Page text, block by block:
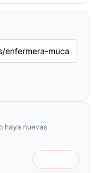
haya nuevas